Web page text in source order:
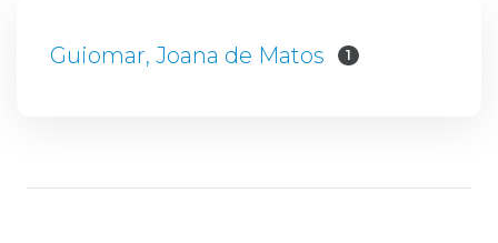
Guiomar, Joana de Matos 1